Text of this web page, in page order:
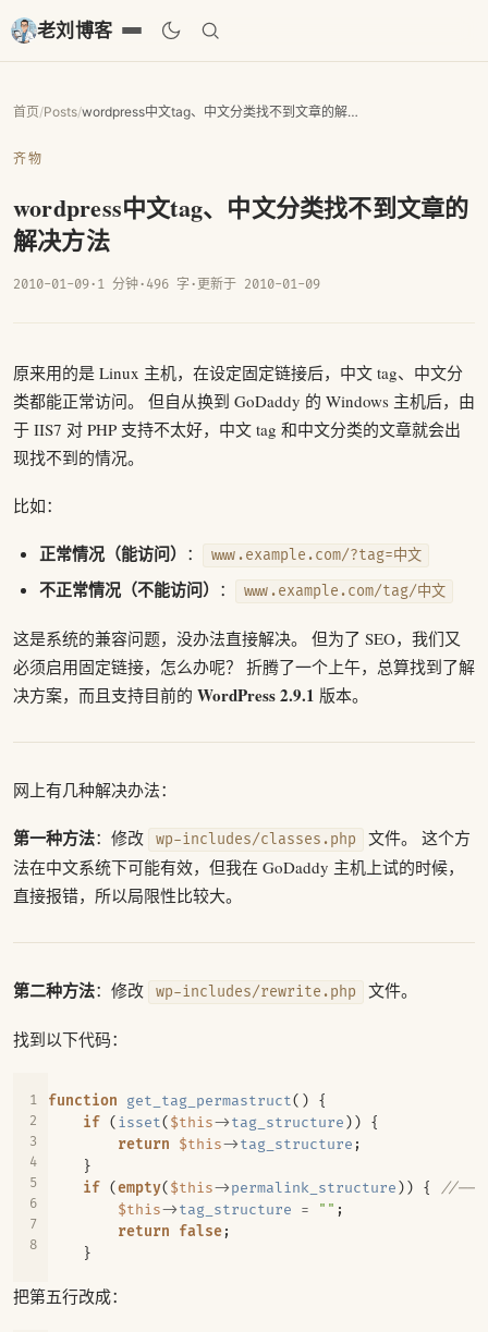
老刘博客
首页/Posts/ wordpress中文tag、中文分类找不到文章的解决方法
齐物
wordpress中文tag、中文分类找不到文章的
解决方法
2010-01-09· 1 分钟· 496 字 · 更新于 2010-01-09
原来用的是 Linux 主机，在设定固定链接后，中文 tag、中文分
类都能正常访问。 但自从换到 GoDaddy 的 Windows 主机后，由
于 IIS7 对 PHP 支持不太好，中文 tag 和中文分类的文章就会出
现找不到的情况。
比如：
正常情况（能访问） ： www.example.com/?tag=中文
不正常情况（不能访问） ： www.example.com/tag/中文
这是系统的兼容问题，没办法直接解决。 但为了 SEO，我们又
必须启用固定链接，怎么办呢？ 折腾了一个上午，总算找到了解
决方案，而且支持目前的 WordPress 2.9.1 版本。
网上有几种解决办法：
第一种方法：修改 wp-includes/classes.php
文件。 这个方
法在中文系统下可能有效，但我在 GoDaddy 主机上试的时候，
直接报错，所以局限性比较大。
第二种方法：修改 wp-includes/rewrite.php 文件。
找到以下代码：
function get_tag_permastruct()
{
if ( isset( $this->tag_structure ))
{
return
$this->tag_structure ;
}
if (empty( $this->permalink_structure ))
{
$this->tag_structure = "" ;
return
false;
}
把第五行改成：